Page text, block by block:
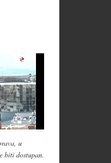
u
biti dostupan.